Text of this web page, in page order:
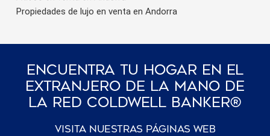
Propiedades de lujo en venta en Andorra
Encuentra Tu Hogar En El
Extranjero De La Mano De
La Red Coldwell Banker®
Visita nuestras páginas web